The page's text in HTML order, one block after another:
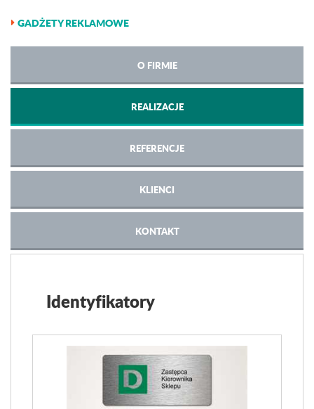
GADŻETY REKLAMOWE
O FIRMIE
REALIZACJE
REFERENCJE
KLIENCI
KONTAKT
Identyfikatory